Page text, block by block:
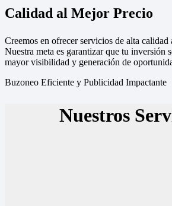
Calidad al Mejor Precio
Creemos en ofrecer servicios de alta calidad
Nuestra meta es garantizar que tu inversión
mayor visibilidad y generación de
Buzoneo Eficiente y Publicidad Impactante
Nuestros